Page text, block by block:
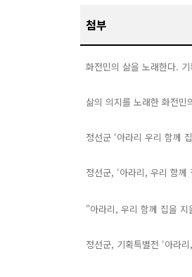
첨부
화전민의 삶을 노래한다.
삶의 의지를 노래한 화전
정선군 ‘아라리 우리 함께
정선군, ‘아라리, 우리 함
"아라리, 우리 함께 집을
정선군, 기획특별전 ‘아라